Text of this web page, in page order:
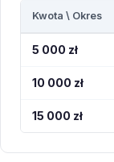
Kwota \ Okres
5 000 zł
10 000 zł
15 000 zł